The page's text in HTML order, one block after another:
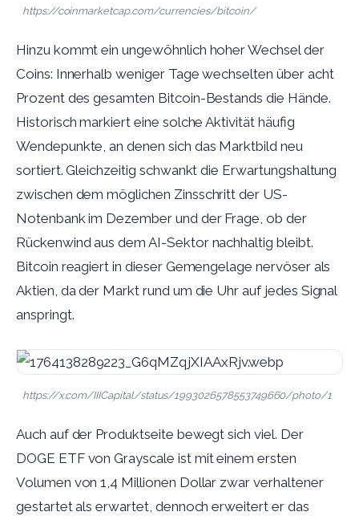
https://coinmarketcap.com/currencies/bitcoin/
Hinzu kommt ein ungewöhnlich hoher Wechsel der
Coins: Innerhalb weniger Tage wechselten über acht
Prozent des gesamten Bitcoin-Bestands die Hände.
Historisch markiert eine solche Aktivität häufig
Wendepunkte, an denen sich das Marktbild neu
sortiert. Gleichzeitig schwankt die Erwartungshaltung
zwischen dem möglichen Zinsschritt der US-
Notenbank im Dezember und der Frage, ob der
Rückenwind aus dem AI-Sektor nachhaltig bleibt.
Bitcoin reagiert in dieser Gemengelage nervöser als
Aktien, da der Markt rund um die Uhr auf jedes Signal
anspringt.
https://x.com/IIICapital/status/1993026578553749660/photo/1
Auch auf der Produktseite bewegt sich viel. Der
DOGE ETF von Grayscale ist mit einem ersten
Volumen von 1,4 Millionen Dollar zwar verhaltener
gestartet als erwartet, dennoch erweitert er das